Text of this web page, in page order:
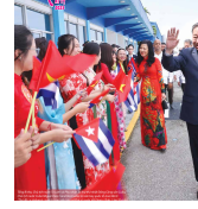
14:41|12/06/2026